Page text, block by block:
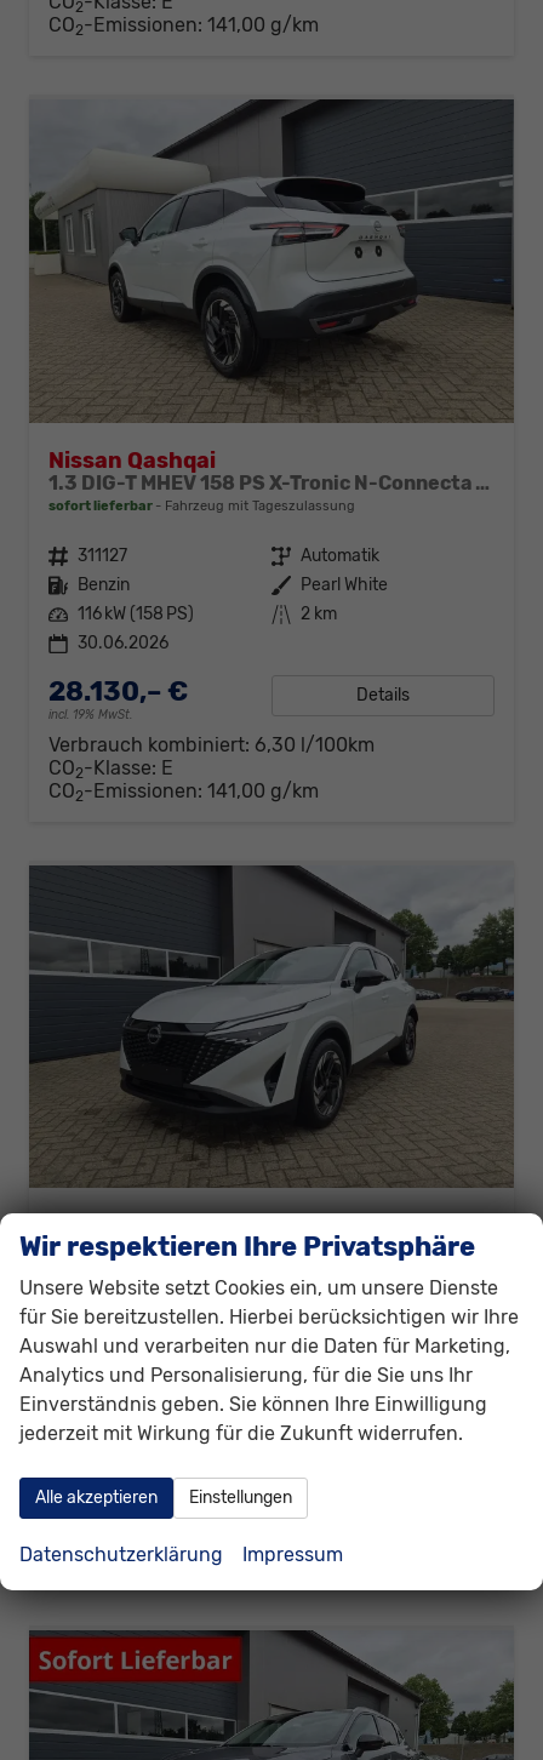
2
CO2-Emissionen: 141,00 g/km
Nissan Qashqai
1.3 DIG-T MHEV 158 PS X-Tronic N-Connecta Teil-Leder PanoGlasdach Klimaautomatik Sitzheizung Lenkradheizung Navi ACC PDC v+h 360°Kamera DAB Bluetooth Touchscreen Apple CarPlay Android Auto 18"LM
sofort lieferbar Fahrzeug mit Tageszulassung
Fahrzeugnr. 311127 Getriebe Automatik
Kraftstoff Benzin Außenfarbe Pearl White
Leistung 116 kW (158 PS) Kilometerstand 2 km
30.06.2026
28.130,– €
incl. 19% MwSt.
Details
Verbrauch kombiniert: 6,30 l/100km
CO2-Klasse: E
CO2-Emissionen: 141,00 g/km
Fahrzeugnr. 311128 Getriebe Automatik
Kraftstoff Benzin Außenfarbe Pearl White
Leistung 116 kW (158 PS) Kilometerstand 2 km
30.06.2026
incl. 19% MwSt.
Verbrauch kombiniert:6,30 l/100km
CO2-Emissionen:141,00 g/km
Wir respektieren Ihre Privatsphäre
Unsere Website setzt Cookies ein, um unsere Dienste
für Sie bereitzustellen. Hierbei berücksichtigen wir Ihre
Auswahl und verarbeiten nur die Daten für Marketing,
Analytics und Personalisierung, für die Sie uns Ihr
Einverständnis geben. Sie können Ihre Einwilligung
jederzeit mit Wirkung für die Zukunft widerrufen.
Alle akzeptieren Einstellungen
Datenschutzerklärung Impressum